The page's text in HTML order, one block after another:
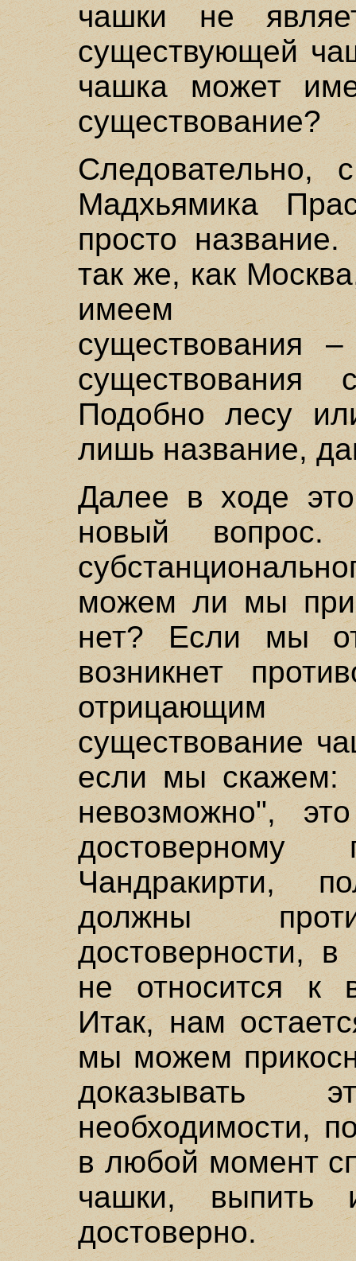
чашки не
существующей
чашка может
существование?
Следовательно,
Мадхьямика
просто
так же, как
имеем
существования –
существования
Подобно лесу
лишь название,
Далее в ходе
новый вопрос.
можем ли мы
нет? Если мы
возникнет
отрицающим
существование
если мы скажем:
невозможно",
достоверному
Чандракирти,
должны
достоверности,
не относится к
Итак, нам
мы можем
доказывать
необходимости,
в любой момент
чашки,
достоверно.